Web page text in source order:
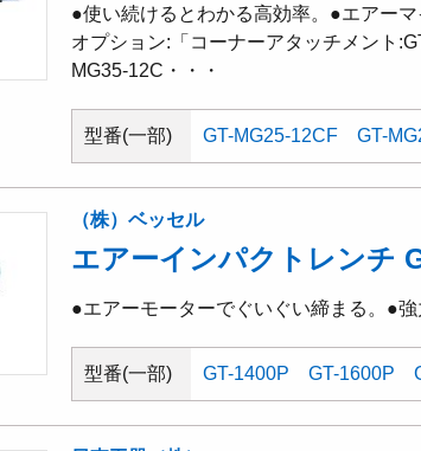
●使い続けるとわかる高効率。●エアー
オプション:「コーナーアタッチメント
MG35-12C・・・
型番(一部) GT-MG25-12CF GT-
（株）ベッセル
エアーインパクトレンチ
●エアーモーターでぐいぐい締まる。●
型番(一部) GT-1400P GT-1600P